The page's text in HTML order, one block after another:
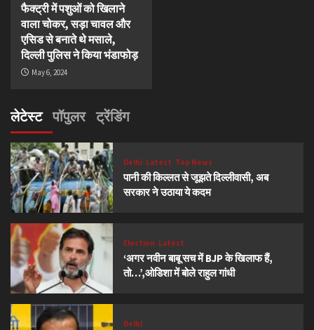
फैक्ट्री में पशुओं को खिलाने
वाला चोकर, सड़ा चावल और
एसिड से बनाते थे मसाले,
दिल्ली पुलिस ने किया भंडाफोड़
May 6, 2024
लेटेस्ट पॉपुलर ट्रेंडिंग
Delhi Latest Top News
पानी की किल्लत से जूझते दिल्लीवासी, अब
सरकार ने उठाया ये कदम
Election Latest
‘अगर नवीन बाबू सच में BJP के खिलाफ हैं,
तो…’,ओडिशा में बोले राहुल गांधी
Delhi